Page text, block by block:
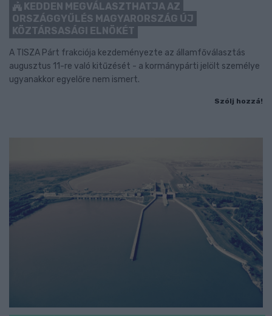
KEDDEN MEGVÁLASZTHATJA AZ
ORSZÁGGYŰLÉS MAGYARORSZÁG ÚJ
KÖZTÁRSASÁGI ELNÖKÉT
A TISZA Párt frakciója kezdeményezte az államfőválasztás
augusztus 11-re való kitűzését - a kormánypárti jelölt személye
ugyanakkor egyelőre nem ismert.
Szólj hozzá!